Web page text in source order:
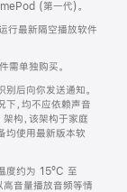
(第一代)。
行最新隔空播放软件
单独购买。
后向你发送通知。
下，均不应依赖声音
构，该架构于家庭
均使用最新版本软
度约为 15ºC 至
音量播放音频等情